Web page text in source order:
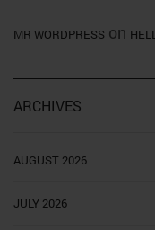
MR WORDPRESS on
ARCHIVES
AUGUST 2026
JULY 2026